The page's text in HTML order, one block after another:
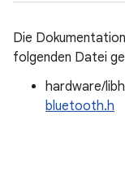
Die
folgenden Datei
hardware/
bluetooth.h